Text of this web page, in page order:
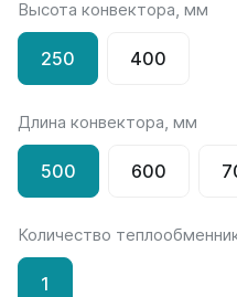
на 13
на 15
на 18
на 20
По
Высота конвектора, мм
250 400
Длина конвектора, мм
500 600
Количество
1